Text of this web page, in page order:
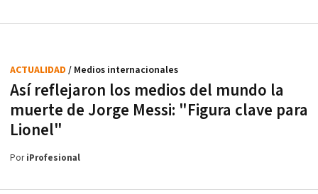
Así reflejaron los medios del mundo la
muerte de Jorge Messi: "Figura clave para
Lionel"
ACTUALIDAD / Medios internacionales
PoriProfesional